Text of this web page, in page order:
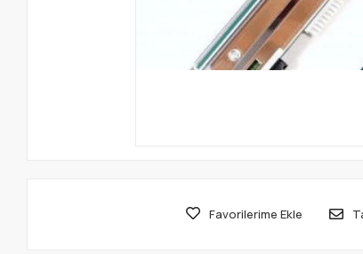
Favorilerime Ekle